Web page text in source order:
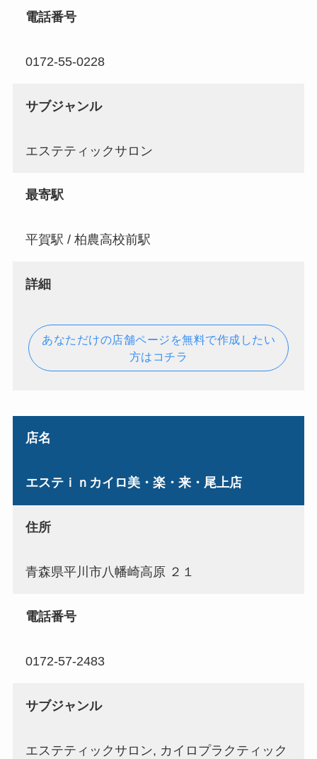
電話番号
0172-55-0228
サブジャンル
エステティックサロン
最寄駅
平賀駅 / 柏農高校前駅
詳細
あなただけの店舗ページを無料で作成したい
方はコチラ
店名
エステｉｎカイロ美・楽・来・尾上店
住所
青森県平川市八幡崎高原 ２１
電話番号
0172-57-2483
サブジャンル
エステティックサロン, カイロプラクティック